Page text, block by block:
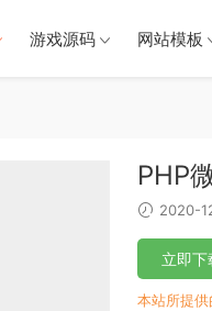
游戏源码 网站模板
PHP
2020-
立即下
本站所提